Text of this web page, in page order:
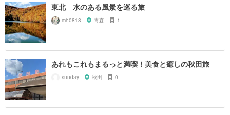
東北 水のある風景を巡る旅
mh0818 青森 1
あれもこれもまるっと満喫！美食と癒しの秋田旅
sunday 秋田 0